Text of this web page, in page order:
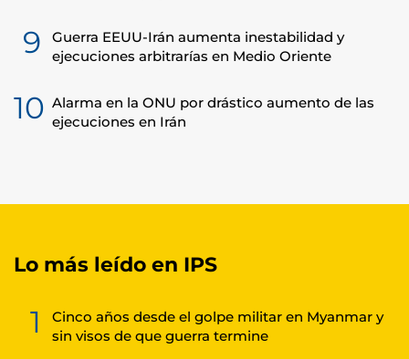
9
Guerra EEUU-Irán aumenta inestabilidad y
ejecuciones arbitrarías en Medio Oriente
10 Alarma en la ONU por drástico aumento de las
ejecuciones en Irán
Lo más leído en IPS
1
Cinco años desde el golpe militar en Myanmar y
sin visos de que guerra termine